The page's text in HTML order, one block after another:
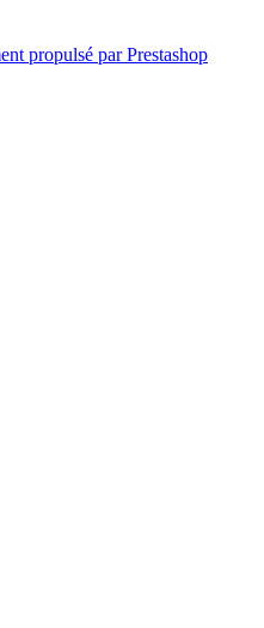
propulsé par Prestashop